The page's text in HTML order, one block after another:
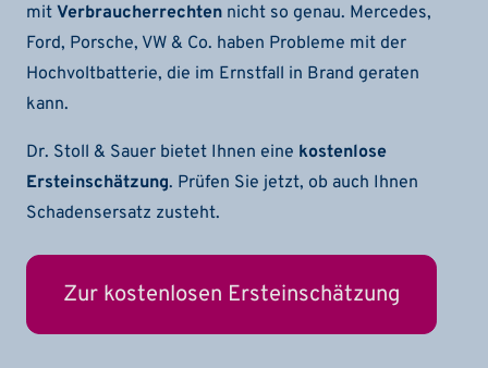
mitVerbraucherrechten nicht so genau. Mercedes,
Ford, Porsche, VW & Co. haben Probleme mit der
Hochvoltbatterie, die im Ernstfall in Brand geraten
kann.
Dr. Stoll & Sauer bietet Ihnen eine kostenlose
Ersteinschätzung. Prüfen Sie jetzt, ob auch Ihnen
Schadensersatz zusteht.
Zur kostenlosen Ersteinschätzung